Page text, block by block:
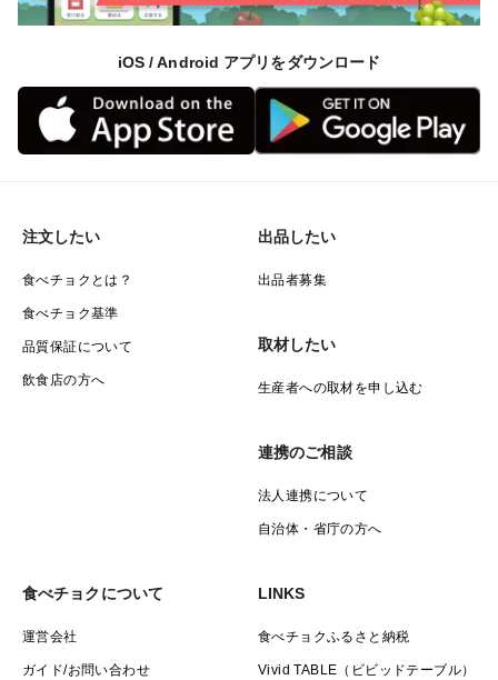
焼き芋はラップで包み、冷凍庫で保存してください。
冷蔵庫での保存は避けてください（低温障害を起こしや
すくなります）。 また、水洗いは調理の直前に行うの
が◎。
●よくある質問
Q. どのくらい日持ちしますか？
※高温・多湿の場所を避け、風通しの良いところで保管
直射日光が当たらず、涼しく風通しの良い場所を指しま
iOS / Android アプリをダウンロード
注文したい
食べチョクとは？
食べチョク基準
品質保証について
飲食店の方へ
出品したい
出品者募集
取材したい
生産者への取材を申し込む
連携のご相談
法人連携について
自治体・省庁の方へ
食べチョクについて
運営会社
ガイド/お問い合わせ
LINKS
食べチョクふるさと納税
Vivid TABLE（ビビッドテーブル）